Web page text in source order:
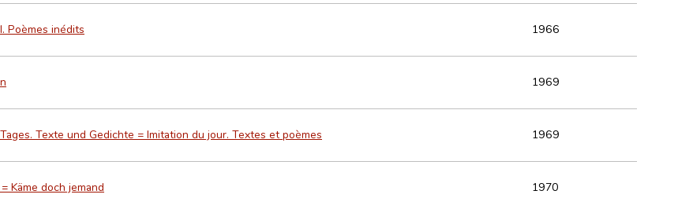
Poèmes inédits 1966
1969
Texte und Gedichte = Imitation du jour. Textes et poèmes 1969
Käme doch jemand 1970